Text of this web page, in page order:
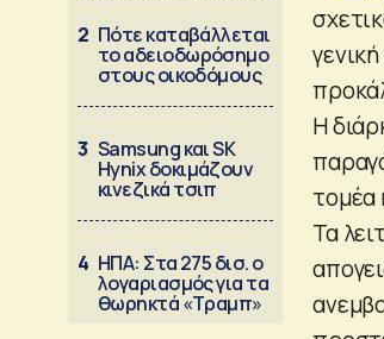
2 Πότε καταβάλλεται
το αδειοδωρόσημο
στους οικοδόμους
3 Samsung και SK
Hynix δοκιμάζουν
κινεζικά τσιπ
4 ΗΠΑ: Στα 275 δισ. ο
λογαριασμός για τα
θωρηκτά «Τραμπ»
Η
τομέα
Τα